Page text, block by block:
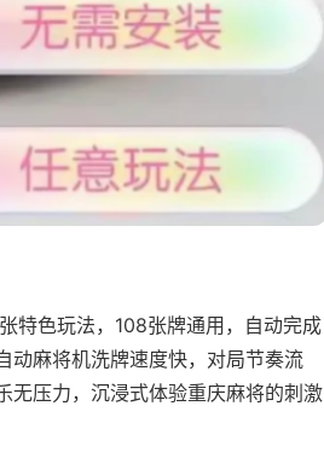
特色玩法，108张牌通用，自动完成
动麻将机洗牌速度快，对局节奏流
无压力，沉浸式体验重庆麻将的刺激